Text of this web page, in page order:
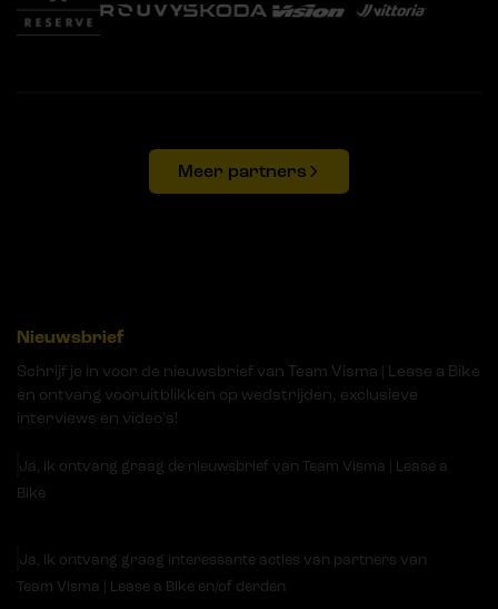
Meer partners
Nieuwsbrief
Schrijf je in voor de nieuwsbrief van Team Visma | Lease a Bike
en ontvang vooruitblikken op wedstrijden, exclusieve
interviews en video's!
Ja, ik ontvang graag de nieuwsbrief van Team Visma | Lease a
Bike
Ja, ik ontvang graag interessante acties van partners van
Team Visma | Lease a Bike en/of derden